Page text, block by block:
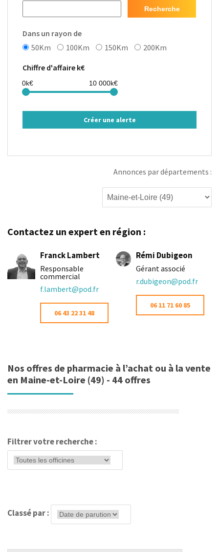
Recherche
Dans un rayon de
50Km
100Km 150Km 200Km
Chiffre d'affaire k€
Créer une alerte
Annonces par départements :
Contactez un expert en région :
Franck Lambert
Responsable
commercial
f.lambert@pod.fr
06 43 22 31 48
Rémi Dubigeon
Gérant associé
r.dubigeon@pod.fr
06 11 71 60 85
Nos offres de pharmacie à l’achat ou à la vente
en Maine-et-Loire (49) - 44 offres
Filtrer votre recherche :
Classé par :